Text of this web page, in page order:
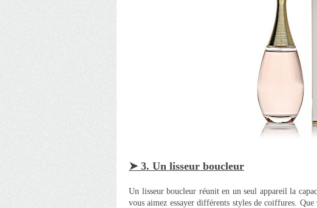
➤ 3. Un lisseur boucleur
Un lisseur boucleur réunit en un seul appareil la
vous aimez essayer différents styles de coiffures.